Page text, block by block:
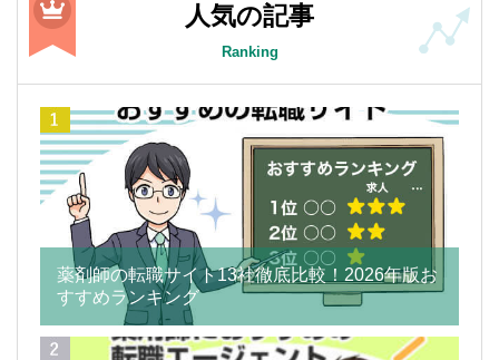
人気の記事
Ranking
薬剤師の転職サイト13社徹底比較！2026年版お
すすめランキング